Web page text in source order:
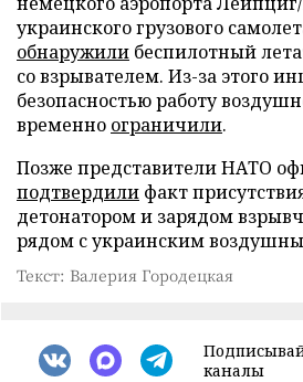
украинского грузового
обнаружили беспилотный
со взрывателем. Из-за этого
безопасностью работу
временно ограничили.
Позже представители НАТО
подтвердили факт
детонатором и зарядом
рядом с украинским
Текст: Валерия Городецкая
каналы